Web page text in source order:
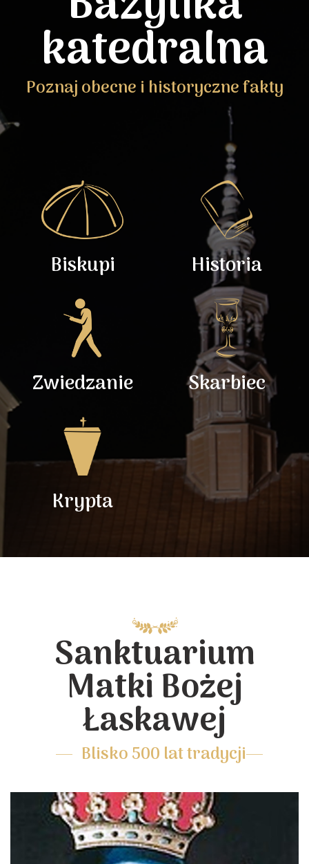
katedralna
Poznaj obecne i historyczne fakty
Biskupi Historia
Zwiedzanie Skarbiec
Krypta
Sanktuarium
Matki Bożej
Łaskawej
Blisko 500 lat tradycji